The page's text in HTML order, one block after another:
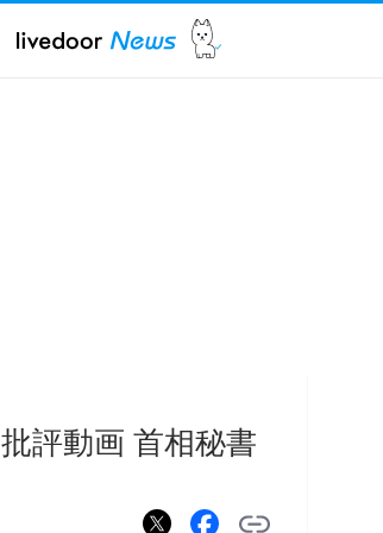
評動画 首相秘書